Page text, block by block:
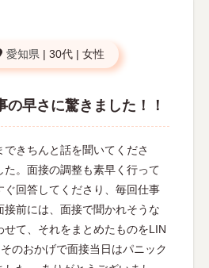
愛知県 | 30代 | 女性
の早さに驚きました！！
できちんと話を聞いてくださ
た。面接の調整も素早く行って
ぐ回答してくださり、毎回仕事
前には、面接で聞かれそうな
せて、それをまとめたものをLIN
のおかげで面接当日はパニック